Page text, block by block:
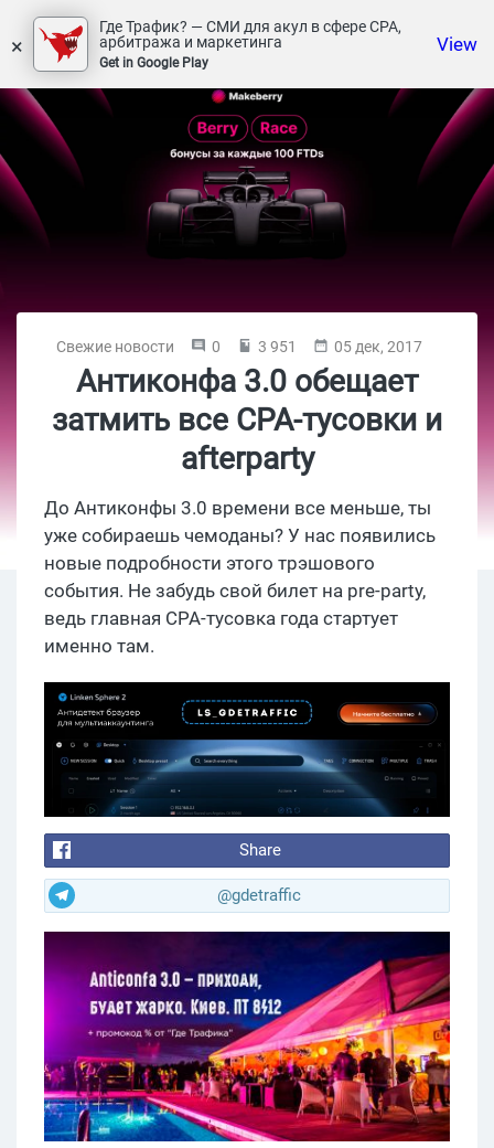
×
Где Трафик? — СМИ для акул в сфере СРА,
арбитража и маркетинга
Get in Google Play
View
Свежие новости 0 3 951 05 дек, 2017
Антиконфа 3.0 обещает
затмить все СРА-тусовки и
afterparty
До Антиконфы 3.0 времени все меньше, ты
уже собираешь чемоданы? У нас появились
новые подробности этого трэшового
события. Не забудь свой билет на pre-party,
ведь главная СРА-тусовка года стартует
именно там.
Share
@gdetraffic